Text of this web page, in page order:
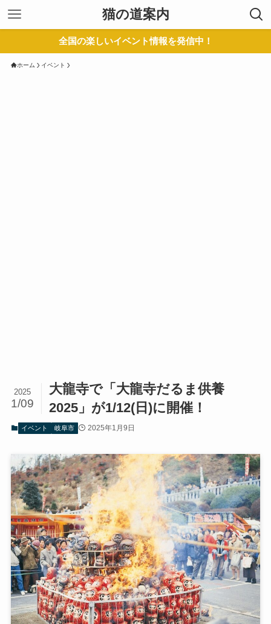
猫の道案内
全国の楽しいイベント情報を発信中！
ホーム イベント
大龍寺で「大龍寺だるま供養
2025」が1/12(日)に開催！
2025
1/09
イベント 岐阜市 2025年1月9日